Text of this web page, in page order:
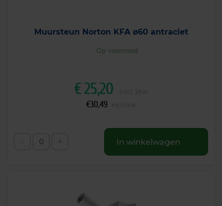
Muursteun Norton KFA ø60 antraciet
Op voorraad
€25,20
€30,49
In winkelwagen